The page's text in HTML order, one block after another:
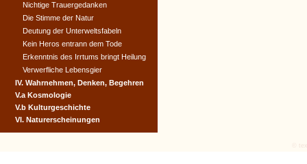
Nichtige Trauergedanken
Die Stimme der Natur
Deutung der Unterweltsfabeln
Kein Heros entrann dem Tode
Erkenntnis des Irrtums bringt Heilung
Verwerfliche Lebensgier
IV. Wahrnehmen, Denken, Begehren
V.a Kosmologie
V.b Kulturgeschichte
VI. Naturerscheinungen